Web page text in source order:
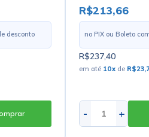
desconto
R$213,66
no PIX ou Boleto
R$237,40
em até 10x de
- +